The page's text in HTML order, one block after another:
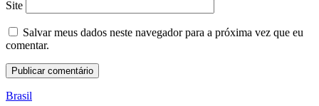
Site
Salvar meus dados neste navegador para a próxima vez que eu
comentar.
Brasil